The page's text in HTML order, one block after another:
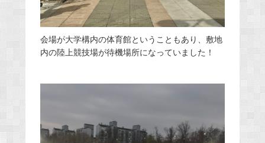
会場が大学構内の体育館ということもあり、敷地
内の陸上競技場が待機場所になっていました！